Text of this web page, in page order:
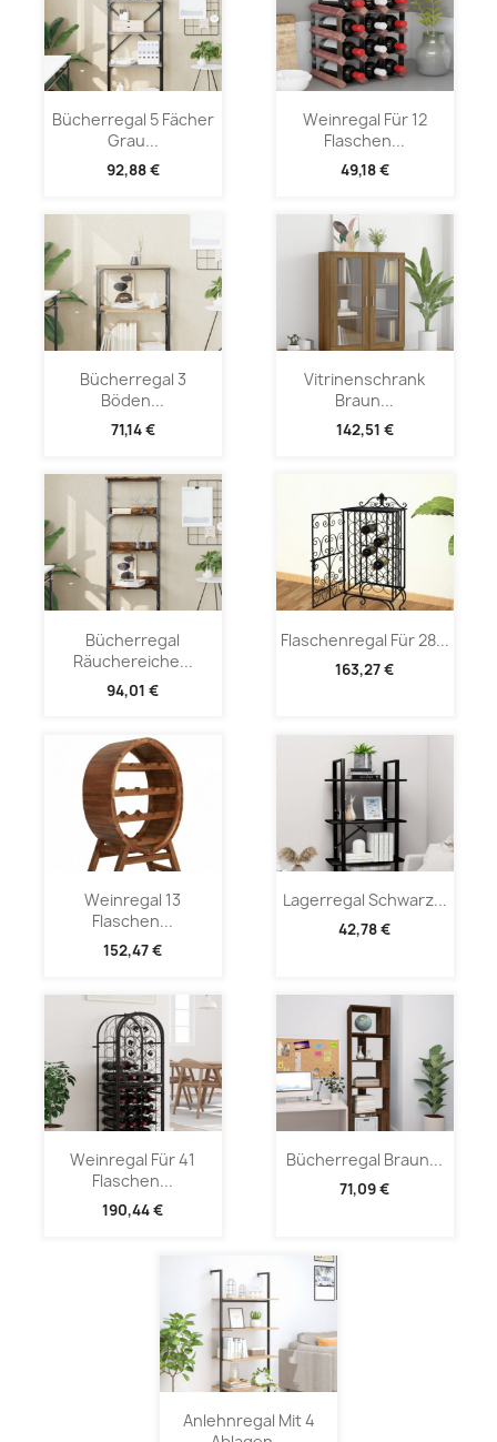
Bücherregal 5 Fächer
Grau...
92,88 €
Weinregal Für 12
Flaschen...
49,18 €
Bücherregal 3
Böden...
71,14 €
Vitrinenschrank
Braun...
142,51 €
Bücherregal
Räuchereiche...
94,01 €
Flaschenregal Für 28...
163,27 €
Weinregal 13
Flaschen...
152,47 €
Lagerregal Schwarz...
42,78 €
Weinregal Für 41
Flaschen...
190,44 €
Bücherregal Braun...
71,09 €
Anlehnregal Mit 4